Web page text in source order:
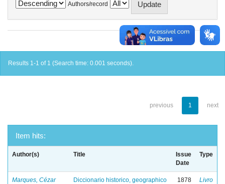
Authors/record
Results 1-1 of 1 (Search time: 0.001 seconds).
previous 1 next
Item hits:
Author(s) Title
Issue
Date
Type
Marques, Cézar
Diccionario historico, geographico
1878 Livro